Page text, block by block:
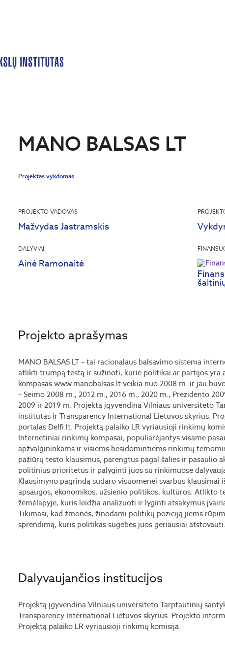
MANO BALSAS LT
Projektas vykdomas
PROJEKTO VADOVAS
Mažvydas Jastramskis
DALYVIAI
Ainė Ramonaitė
Projekto aprašymas
MANO BALSAS LT – tai racionalaus balsavimo sistema
atlikti trumpą testą ir sužinoti, kurie politikai ar partijos yra
kompasas www.manobalsas.lt veikia nuo 2008 m. ir jau
– Seimo 2008 m., 2012 m., 2016 m., 2020 m., Prezidento
2009 ir 2019 m. Projektą įgyvendina Vilniaus universiteto
institutas ir Transparency International Lietuvos skyrius.
portalas Delfi.lt. Projektą palaiko LR vyriausioji rinkimų
Internetiniai rinkimų kompasai, populiarėjantys visame
apžvalgininkams ir visiems besidomintiems rinkimų
pažiūrų testo klausimus, parengtus pagal šalies ir pasaulio
politinius prioritetus ir palyginti juos su rinkimuose
Klausimyno pagrindą sudaro visuomenei svarbūs klausimai
apsaugos, ekonomikos, užsienio politikos, kultūros.
žemėlapyje, kuris leidžia analizuoti ir lyginti atsakymus
Tikimasi, kad žmonės, žinodami politikų poziciją jiems
sprendimą, kuris politikas sugebės juos geriausiai atstovauti.
Dalyvaujančios institucijos
Projektą įgyvendina Vilniaus universiteto Tarptautinių
Transparency International Lietuvos skyrius. Projekto
Projektą palaiko LR vyriausioji rinkimų komisija.